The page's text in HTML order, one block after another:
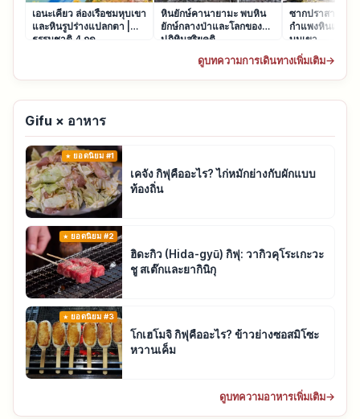
เอนะเคียว ล่องเรือชมหุบเขา
และหินรูปร่างแปลกตา |
ธรรมชาติ 4 ฤดู
หินยักษ์คานายามะ พบหิน
ยักษ์กลางป่าและโลกของ
ปฏิทินสุริยคติ
ซากปราสาทอิว
กำแพงหินและเ
บนเขา
ดูบทความการเดินทางเพิ่มเติม→
Gifu × อาหาร
ยอดนิยม #1
เคจัง กิฟุคืออะไร? ไก่หมักย่างกับผักแบบ
ท้องถิ่น
ยอดนิยม #2
ฮิดะกิว (Hida-gyū) กิฟุ: วากิวคุโระเกะวะ
ชู สเต๊กและยากินิกุ
ยอดนิยม #3
โกเฮโมจิ กิฟุคืออะไร? ข้าวย่างซอสมิโซะ
หวานเค็ม
ดูบทความอาหารเพิ่มเติม→